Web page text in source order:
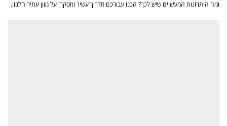
ומה היתרונות המעשיים שיש לכך? הכנו עבורכם מדריך עשיר ומסקרן על מזון עתיר חלבון.